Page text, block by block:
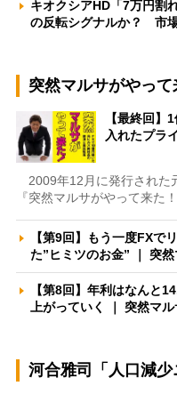
キオクシアHD「7万円割
の反転シグナルか？ 市
突然マルサがやって
【最終回】
入れたプラ
2009年12月に発行された
『突然マルサがやって来た
【第9回】もう一度FX
た”ヒミツのお金” ｜ 突
【第8回】年利はなんと
上がっていく ｜ 突然マ
河合雅司「人口減少